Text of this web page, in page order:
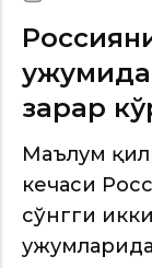
зарар
Маълум
кечаси
сўнгги